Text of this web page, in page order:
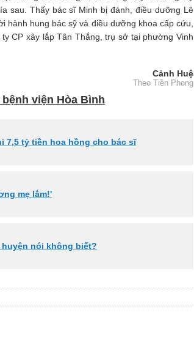
sau. Thấy bác sĩ Minh bị đánh, điều dưỡng Lê
hung bác sỹ và điều dưỡng khoa cấp cứu,
CP xây lắp Tân Thắng, trụ sở tại phường Vinh
Cảnh Huệ
Theo Tiền Phong
viện Hòa Bình
7,5 tỷ tiền hoa hồng cho bác sĩ
mẹ lắm!'
nói không biết?